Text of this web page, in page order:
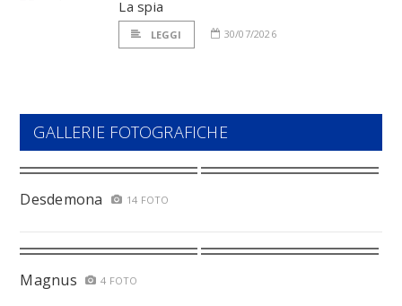
La spia
LEGGI 30/07/2026
GALLERIE FOTOGRAFICHE
Desdemona 14 FOTO
Magnus 4 FOTO